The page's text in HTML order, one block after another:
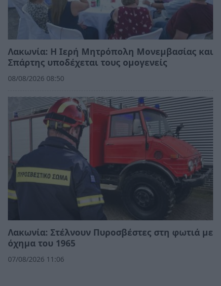
Λακωνία: Η Ιερή Μητρόπολη Μονεμβασίας και
Σπάρτης υποδέχεται τους ομογενείς
08/08/2026 08:50
Λακωνία: Στέλνουν Πυροσβέστες στη φωτιά με
όχημα του 1965
07/08/2026 11:06